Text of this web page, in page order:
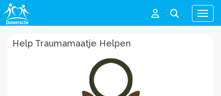
Menu
Help Traumamaatje Helpen